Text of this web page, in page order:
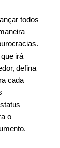
todos
irá
defina
cada
o